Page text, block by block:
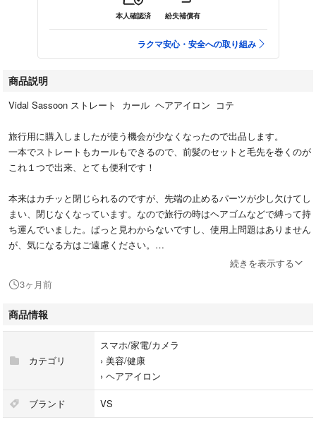
本人確認済 紛失補償有
ラクマ安心・安全への取り組み
商品説明
Vidal Sassoon ストレート カール ヘアアイロン コテ
旅行用に購入しましたが使う機会が少なくなったので出品します。
一本でストレートもカールもできるので、前髪のセットと毛先を巻くのが
これ１つで出来、とても便利です！
本来はカチッと閉じられるのですが、先端の止めるパーツが少し欠けてし
まい、閉じなくなっています。なので旅行の時はヘアゴムなどで縛って持
ち運んでいました。ぱっと見わからないですし、使用上問題はありません
が、気になる方はご遠慮ください。
つかあります。
ご検討ください。
本体:約35㎝
続きを表示する
3ヶ月前
商品情報
カテゴリ
スマホ/家電/カメラ
› 美容/健康
› ヘアアイロン
ブランド VS